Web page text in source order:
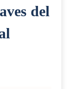
del